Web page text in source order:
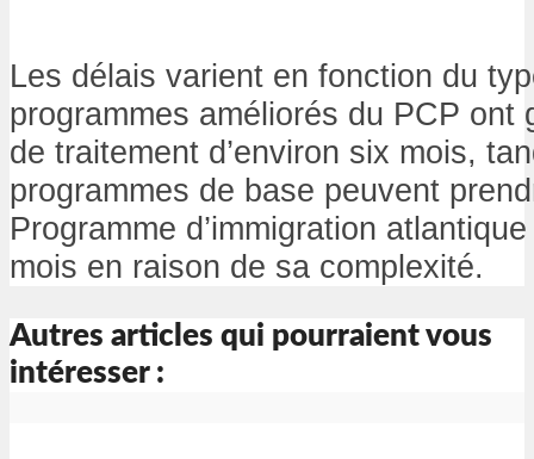
Les délais varient en fonction du
programmes améliorés du PCP ont
de traitement d’environ six mois,
programmes de base peuvent
Programme d’immigration
mois en raison de sa complexité.
Autres articles qui pourraient vous
intéresser :